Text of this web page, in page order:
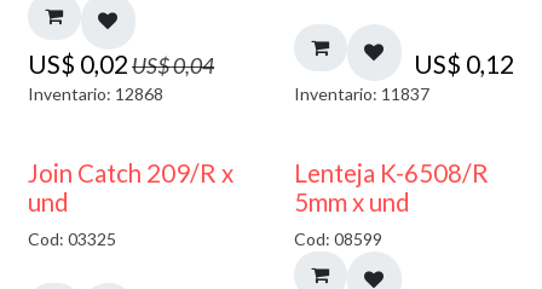
US$ 0,02US$0,04
Inventario: 12868
US$ 0,12
Inventario: 11837
Join Catch 209/R x
und
Cod: 03325 50% DESCUENTO
Lenteja K-6508/R
5mm x und
Cod: 08599